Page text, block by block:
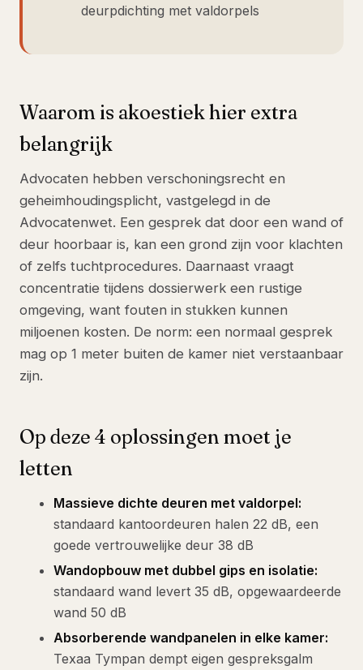
deurpdichting met valdorpels
Waarom is akoestiek hier extra
belangrijk
Advocaten hebben verschoningsrecht en
geheimhoudingsplicht, vastgelegd in de
Advocatenwet. Een gesprek dat door een wand of
deur hoorbaar is, kan een grond zijn voor klachten
of zelfs tuchtprocedures. Daarnaast vraagt
concentratie tijdens dossierwerk een rustige
omgeving, want fouten in stukken kunnen
miljoenen kosten. De norm: een normaal gesprek
mag op 1 meter buiten de kamer niet verstaanbaar
zijn.
Op deze 4 oplossingen moet je
letten
Massieve dichte deuren met valdorpel:
standaard kantoordeuren halen 22 dB, een
goede vertrouwelijke deur 38 dB
Wandopbouw met dubbel gips en isolatie:
standaard wand levert 35 dB, opgewaardeerde
wand 50 dB
Absorberende wandpanelen in elke kamer:
Texaa Tympan dempt eigen gespreksgalm